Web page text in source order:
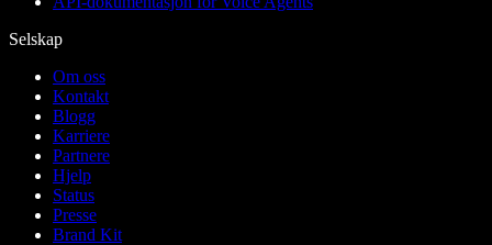
Selskap
Om oss
Kontakt
Blogg
Karriere
Partnere
Hjelp
Status
Presse
Brand Kit